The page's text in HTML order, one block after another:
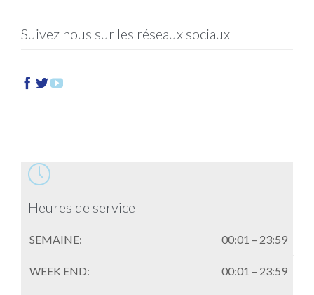
Suivez nous sur les réseaux sociaux
 

Heures de service
SEMAINE: 00:01 – 23:59
WEEK END: 00:01 – 23:59